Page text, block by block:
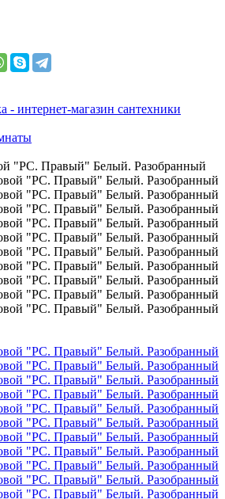
- интернет-магазин сантехники
"РС. Правый" Белый. Разобранный